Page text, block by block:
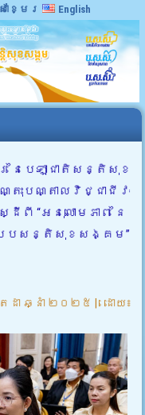
ាខ្មែរ English
ៃបេឡាជាតិសន្តិសុខ
ះបណ្តាលវិជ្ជាជីវៈ
ពី “អនុលោមភាព នៃ
បសន្តិសុខសង្គម”
ដា ឆ្នាំ ២០២៥ | ដោយ៖